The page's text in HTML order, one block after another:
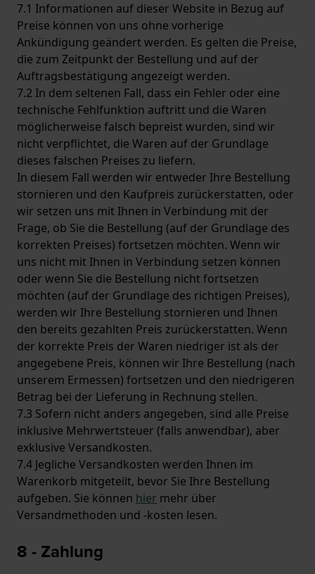
7.1 Informationen auf dieser Website in Bezug auf
Preise können von uns ohne vorherige
Ankündigung geändert werden. Es gelten die Preise,
die zum Zeitpunkt der Bestellung und auf der
Auftragsbestätigung angezeigt werden.
7.2 In dem seltenen Fall, dass ein Fehler oder eine
technische Fehlfunktion auftritt und die Waren
möglicherweise falsch bepreist wurden, sind wir
nicht verpflichtet, die Waren auf der Grundlage
dieses falschen Preises zu liefern.
In diesem Fall werden wir entweder Ihre Bestellung
stornieren und den Kaufpreis zurückerstatten, oder
wir setzen uns mit Ihnen in Verbindung mit der
Frage, ob Sie die Bestellung (auf der Grundlage des
korrekten Preises) fortsetzen möchten. Wenn wir
uns nicht mit Ihnen in Verbindung setzen können
oder wenn Sie die Bestellung nicht fortsetzen
möchten (auf der Grundlage des richtigen Preises),
werden wir Ihre Bestellung stornieren und Ihnen
den bereits gezahlten Preis zurückerstatten. Wenn
der korrekte Preis der Waren niedriger ist als der
angegebene Preis, können wir Ihre Bestellung (nach
unserem Ermessen) fortsetzen und den niedrigeren
Betrag bei der Lieferung in Rechnung stellen.
7.3 Sofern nicht anders angegeben, sind alle Preise
inklusive Mehrwertsteuer (falls anwendbar), aber
exklusive Versandkosten.
7.4 Jegliche Versandkosten werden Ihnen im
Warenkorb mitgeteilt, bevor Sie Ihre Bestellung
aufgeben. Sie können hier mehr über
Versandmethoden und -kosten lesen.
​8 - Zahlung